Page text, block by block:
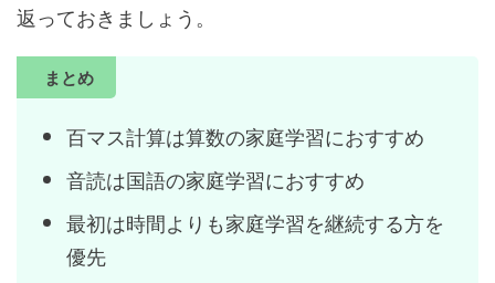
返っておきましょう。
まとめ
百マス計算は算数の家庭学習におすすめ
音読は国語の家庭学習におすすめ
最初は時間よりも家庭学習を継続する方を
優先